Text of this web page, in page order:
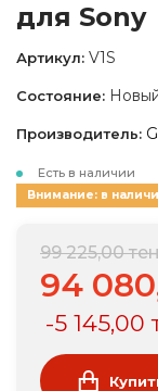
для Sony
Артикул: V1S
Состояние:
Производитель:
Есть в наличии
Внимание: в
99 225,00
94
-5 145,00